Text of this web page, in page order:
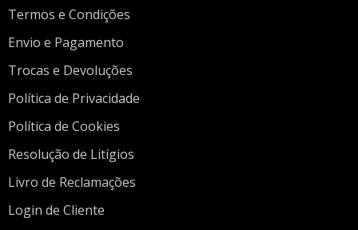
Termos e Condições
Envio e Pagamento
Trocas e Devoluções
Política de Privacidade
Política de Cookies
Resolução de Litígios
Livro de Reclamações
Login de Cliente